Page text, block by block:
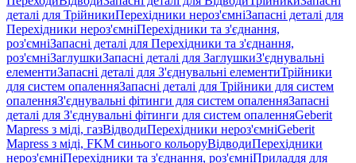
деталі для ТрійникиПерехідники нероз'ємніЗапасні деталі для
Перехідники нероз'ємніПерехідники та з'єднання,
роз'ємніЗапасні деталі для Перехідники та з'єднання,
роз'ємніЗаглушкиЗапасні деталі для ЗаглушкиЗ'єднувальні
елементиЗапасні деталі для З'єднувальні елементиТрійники
для систем опаленняЗапасні деталі для Трійники для систем
опаленняЗ'єднувальні фітинги для систем опаленняЗапасні
деталі для З'єднувальні фітинги для систем опаленняGeberit
Mapress з міді, газВідводиПерехідники нероз'ємніGeberit
Mapress з міді, FKM синього кольоруВідводиПерехідники
нероз'ємніПерехідники та з'єднання, роз'ємніПриладдя для